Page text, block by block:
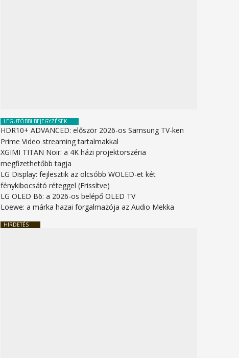
LEGUTÓBBI BEJEGYZÉSEK
HDR10+ ADVANCED: először 2026-os Samsung TV-ken
Prime Video streaming tartalmakkal
XGIMI TITAN Noir: a 4K házi projektorszéria
megfizethetőbb tagja
LG Display: fejlesztik az olcsóbb WOLED-et két
fénykibocsátó réteggel (Frissítve)
LG OLED B6: a 2026-os belépő OLED TV
Loewe: a márka hazai forgalmazója az Audio Mekka
HIRDETÉS